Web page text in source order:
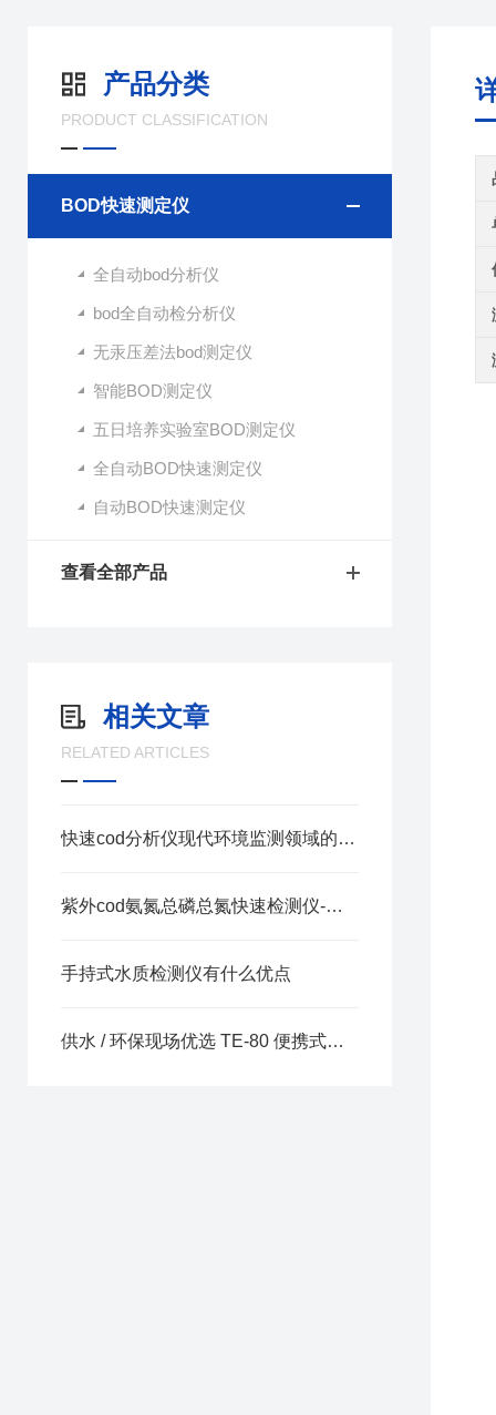
产品分类
PRODUCT CLASSIFICATION
BOD快速测定仪
全自动bod分析仪
bod全自动检分析仪
无汞压差法bod测定仪
智能BOD测定仪
五日培养实验室BOD测定仪
全自动BOD快速测定仪
自动BOD快速测定仪
查看全部产品
相关文章
RELATED ARTICLES
快速cod分析仪现代环境监测领域的重要工具
紫外cod氨氮总磷总氮快速检测仪-选天尔-按需定制
手持式水质检测仪有什么优点
供水 / 环保现场优选 TE-80 便携式水质浊度仪